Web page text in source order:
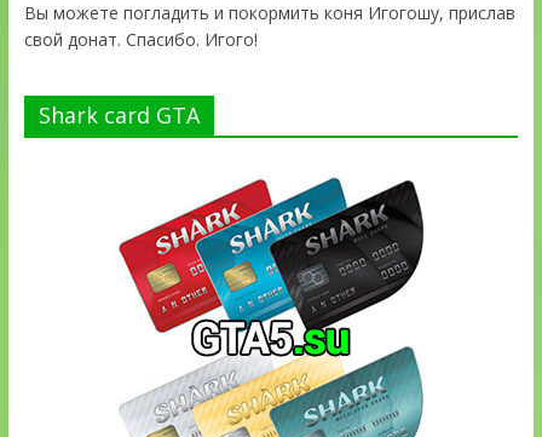
Вы можете погладить и покормить коня Игогошу, прислав
свой донат. Спасибо. Игого!
Shark card GTA